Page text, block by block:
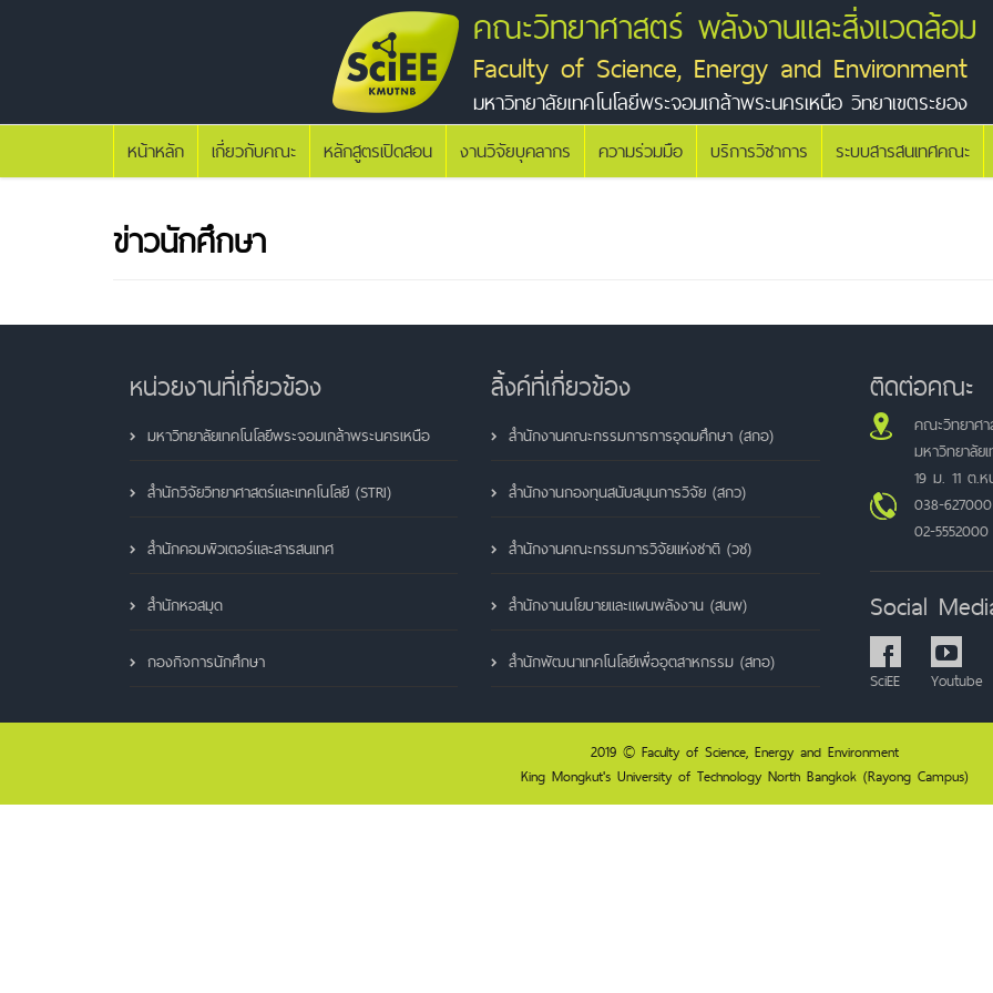
คณะวิทยาศาสตร์ พลังงานและสิ่งแวดล้อม
Faculty of Science, Energy and Environment
มหาวิทยาลัยเทคโนโลยีพระจอมเกล้าพระนครเหนือ วิทยาเขตระยอง
หน้าหลัก เกี่ยวกับคณะ หลักสูตรเปิดสอน งานวิจัยบุคลากร ความร่วมมือ บริการวิชาการ ระบบสารสนเทศคณะ
ข่าวนักศึกษา
หน่วยงานที่เกี่ยวข้อง
มหาวิทยาลัยเทคโนโลยีพระจอมเกล้าพระนครเหนือ
สำนักวิจัยวิทยาศาสตร์และเทคโนโลยี (STRI)
สำนักคอมพิวเตอร์และสารสนเทศ
สำนักหอสมุด
กองกิจการนักศึกษา
ลิ้งค์ที่เกี่ยวข้อง
สำนักงานคณะกรรมการการอุดมศึกษา (สกอ)
สำนักงานกองทุนสนับสนุนการวิจัย (สกว)
สำนักงานคณะกรรมการวิจัยแห่งชาติ (วช)
สำนักงานนโยบายและแผนพลังงาน (สนพ)
สำนักพัฒนาเทคโนโลยีเพื่ออุตสาหกรรม (สทอ)
ติดต่อคณะ
คณะวิทยาศ
มหาวิทยาลัย
19 ม. 11 ต.
038-
02-
Social
SciEE Youtube
2019 © Faculty of Science, Energy and Environment
King Mongkut's University of Technology North Bangkok (Rayong Campus)